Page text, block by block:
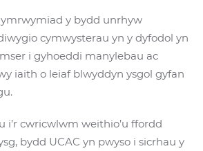
ymrwymiad y bydd unrhyw
cymwysterau yn y dyfodol yn
i gyhoeddi manylebau ac
iaith o leiaf blwyddyn ysgol gyfan
i’r cwricwlwm weithio’u ffordd
bydd UCAC yn pwyso i sicrhau y